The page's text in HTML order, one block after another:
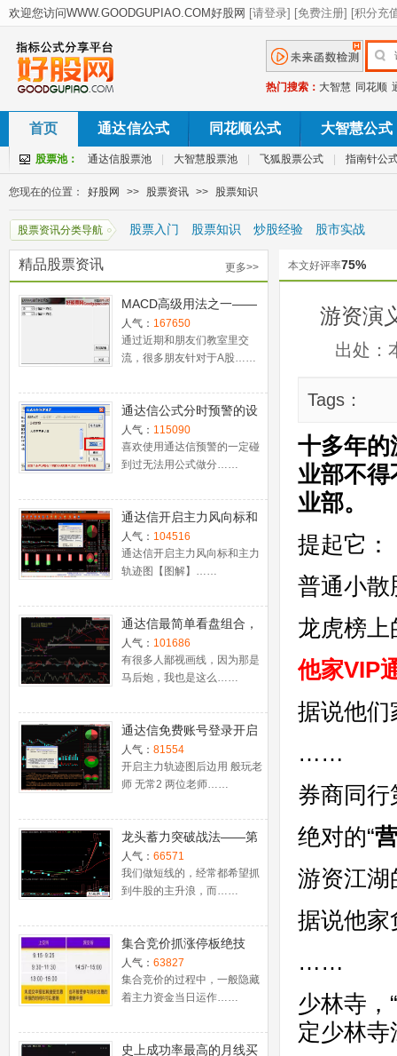
热门搜索： 大智慧 同花顺
首页 通达信公式 同花顺公式 大智慧公式
股票池： 通达信股票池 大智慧股票池 飞狐股票公式 指南针公
您现在的位置： 好股网 >> 股票资讯 >> 股票知识
股票资讯分类导航 股票入门 股票知识 炒股经验 股市实战
精品股票资讯 更多>>
MACD高级用法之一——
稳健买入法+2点卖出法
人气： 167650
通过近期和朋友们教室里交
流，很多朋友针对于A股……
通达信公式分时预警的设
置
人气： 115090
喜欢使用通达信预警的一定碰
到过无法用公式做分……
通达信开启主力风向标和
主力轨迹图【图解】
人气： 104516
通达信开启主力风向标和主力
轨迹图【图解】……
通达信最简单看盘组合，
抓强势股双头的超短线盈
利－－之五（均线战法找
心脏）
人气： 101686
有很多人鄙视画线，因为那是
马后炮，我也是这么……
通达信免费账号登录开启
十档框和调用主力监控教
程
人气： 81554
开启主力轨迹图后边用 般玩老
师 无常2 两位老师……
龙头蓄力突破战法——第
一时间介入牛股主升浪捕
捉涨停板的技巧（图解）
人气： 66571
我们做短线的，经常都希望抓
到牛股的主升浪，而……
集合竞价抓涨停板绝技
（附公式源码）
人气： 63827
集合竞价的过程中，一般隐藏
着主力资金当日运作……
史上成功率最高的月线买
本文好评率75%
游资演
出处：
Tags：
十多年的
业部不得
业部。
提起它：
普通小散
龙虎榜
他家VIP
据说他们
……
券商同
绝对的“
游资江湖
据说他家
……
少林寺，
定少林